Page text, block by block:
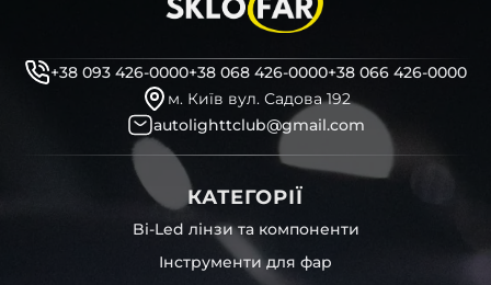
декоративні маски
професійні інструменти для розбору фари
бутиловий герметик для збору фари
рідини для розбирання фари
і також для автомобілів
Buick Peugeot Aito,
інших, які будуть на 100 % сумісними із оригінальною
фарою вашої моделі авто.
Фотографії скла і корпусів, розміщені на сайті –
автентичні та унікальні. Зроблені за допомогою
професійного обладнання у нашому офісі та оптовому
складі в Києві. З метою захисту від недозволеного
+38 093 426-0000+38 068 426-0000+38 066 426-0000
м. Київ вул. Садова 192
autolighttclub@gmail.com
КАТЕГОРІЇ
Bi-Led лінзи та компоненти
Інструменти для фар